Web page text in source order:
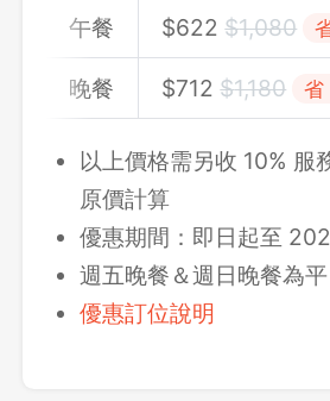
午餐 $622 $1,080
晚餐 $712 $1,180 省
以上價格需另收 10% 服
原價計算
優惠期間：即日起至
週五晚餐＆週日晚餐為
優惠訂位說明